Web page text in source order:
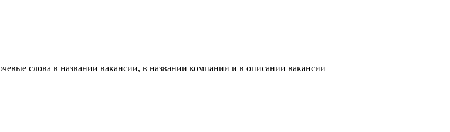
слова в названии вакансии, в названии компании и в описании вакансии